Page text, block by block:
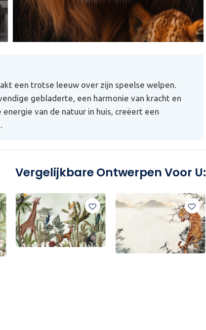
een trotse leeuw over zijn speelse welpen.
gebladerte, een harmonie van kracht en
van de natuur in huis, creëert een
Vergelijkbare Ontwerpen Voor U: